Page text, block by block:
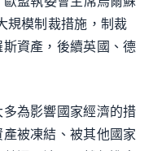
規模制裁措施，制裁
資產，後續英國、德
為影響國家經濟的措
被凍結、被其他國家